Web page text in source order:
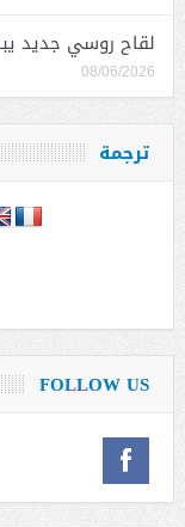
لقاح روسي جديد
08/06/2026
ترجمة
FOLLOW US